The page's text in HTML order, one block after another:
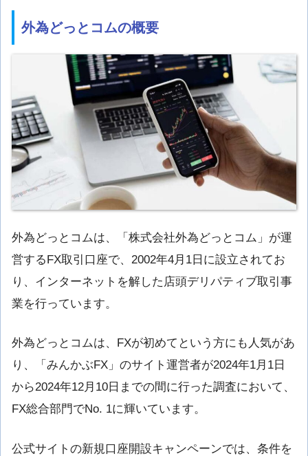
外為どっとコムの概要
外為どっとコムは、「株式会社外為どっとコム」が運
営するFX取引口座で、2002年4月1日に設立されてお
り、インターネットを解した店頭デリパティブ取引事
業を行っています。
外為どっとコムは、FXが初めてという方にも人気があ
り、「みんかぶFX」のサイト運営者が2024年1月1日
から2024年12月10日までの間に行った調査において、
FX総合部門でNo. 1に輝いています。
公式サイトの新規口座開設キャンペーンでは、条件を